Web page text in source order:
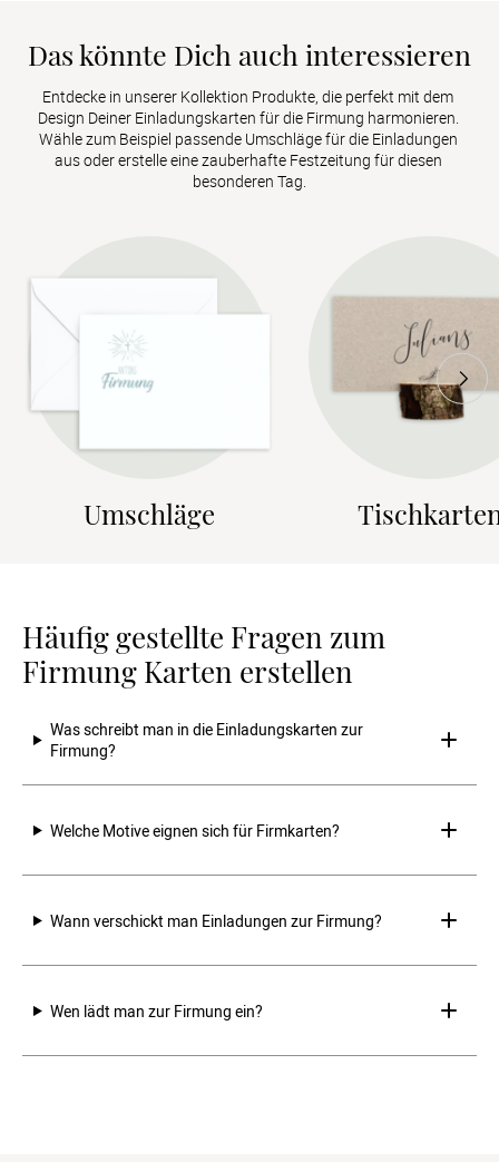
Das könnte Dich auch interessieren
Entdecke in unserer Kollektion Produkte, die perfekt mit dem
Design Deiner Einladungskarten für die Firmung harmonieren.
Wähle zum Beispiel passende Umschläge für die Einladungen
aus oder erstelle eine zauberhafte Festzeitung für diesen
besonderen Tag.
Umschläge
Häufig gestellte Fragen zum
Firmung Karten erstellen
Was schreibt man in die Einladungskarten zur
Firmung?
Welche Motive eignen sich für Firmkarten?
Wann verschickt man Einladungen zur Firmung?
Wen lädt man zur Firmung ein?